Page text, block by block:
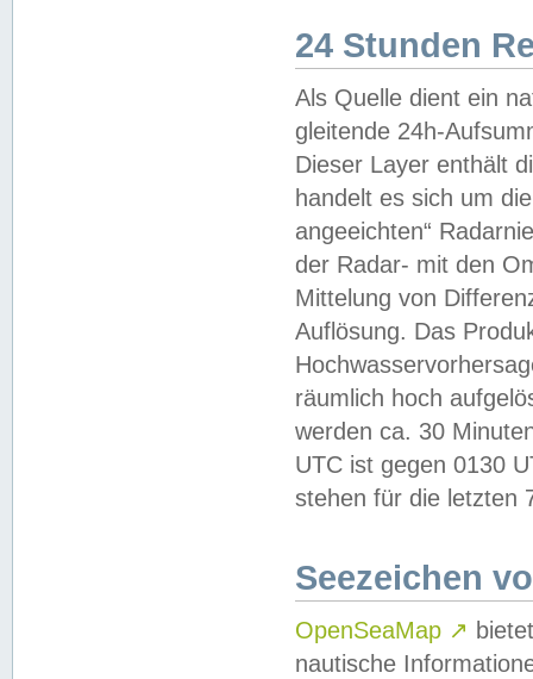
24 Stunden
Als Quelle dient ein
gleitende 24h-
Dieser Layer enthält
handelt es sich um
angeeichten“
der Radar- mit den
Mittelung von
Auflösung. Das
räumlich hoch
werden ca. 30
UTC ist gegen 0130
stehen für die letzten
Seezeichen
OpenSeaMap ↗
nautische